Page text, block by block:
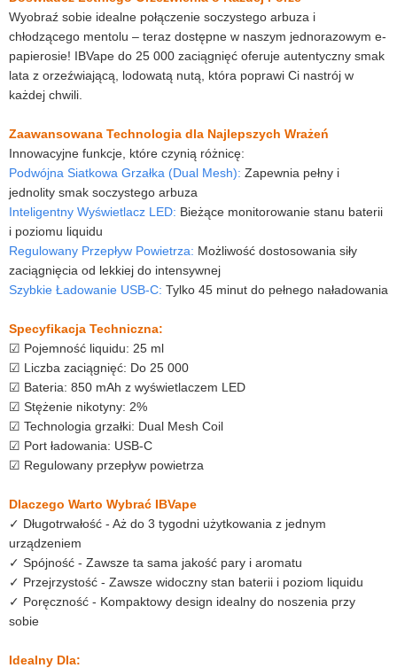
Wyobraź sobie idealne połączenie soczystego arbuza i
chłodzącego mentolu – teraz dostępne w naszym jednorazowym e-
papierosie! IBVape do 25 000 zaciągnięć oferuje autentyczny smak
lata z orzeźwiającą, lodowatą nutą, która poprawi Ci nastrój w
każdej chwili.
Zaawansowana Technologia dla Najlepszych Wrażeń
Innowacyjne funkcje, które czynią różnicę:
Podwójna Siatkowa Grzałka (Dual Mesh): Zapewnia pełny i
jednolity smak soczystego arbuza
Inteligentny Wyświetlacz LED: Bieżące monitorowanie stanu baterii
i poziomu liquidu
Regulowany Przepływ Powietrza: Możliwość dostosowania siły
zaciągnięcia od lekkiej do intensywnej
Szybkie Ładowanie USB-C: Tylko 45 minut do pełnego naładowania
Specyfikacja Techniczna:
☑ Pojemność liquidu: 25 ml
☑ Liczba zaciągnięć: Do 25 000
☑ Bateria: 850 mAh z wyświetlaczem LED
☑ Stężenie nikotyny: 2%
☑ Technologia grzałki: Dual Mesh Coil
☑ Port ładowania: USB-C
☑ Regulowany przepływ powietrza
Dlaczego Warto Wybrać IBVape
✓ Długotrwałość - Aż do 3 tygodni użytkowania z jednym
urządzeniem
✓ Spójność - Zawsze ta sama jakość pary i aromatu
✓ Przejrzystość - Zawsze widoczny stan baterii i poziom liquidu
✓ Poręczność - Kompaktowy design idealny do noszenia przy
sobie
Idealny Dla: